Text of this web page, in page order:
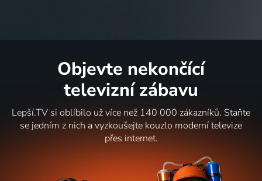
Objevte nekončící
televizní zábavu
Lepší.TV si oblíbilo už více než 140 000 zákazníků. Staňte
se jedním z nich a vyzkoušejte kouzlo moderní televize
přes internet.